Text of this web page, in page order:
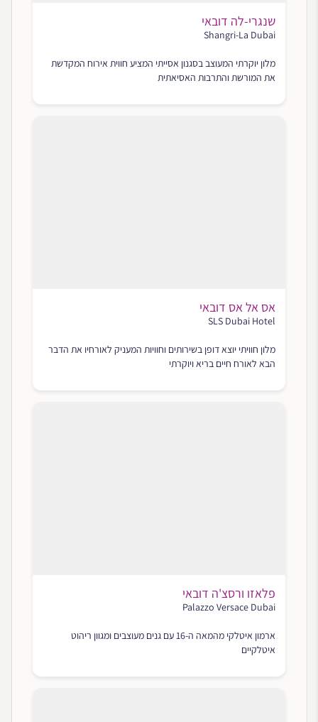
שנגרי-לה דובאי
Shangri-La Dubai
מלון יוקרתי המעוצב בסגנון אסייתי המציע חווית אירוח המקדשת
את המורשת והתרבות האסיאתית
אס אל אס דובאי
SLS Dubai Hotel
מלון חוויתי יוצא דופן בשירותים וחוויות המעניק לאורחיו את הדבר
הבא לאורח חיים בריא ויוקרתי
פלאזו ורסצ'ה דובאי
Palazzo Versace Dubai
ארמון איטלקי מהמאה ה-16 עם גנים מעוצבים ומגוון ריהוט
איטלקיים